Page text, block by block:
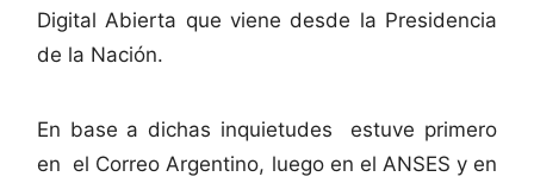
Digital Abierta que viene desde la Presidencia
de la Nación.
En base a dichas inquietudes estuve primero
en el Correo Argentino, luego en el ANSES y en